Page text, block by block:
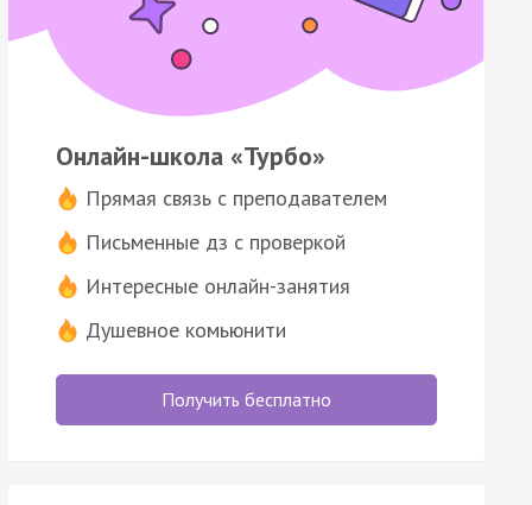
Онлайн-школа «Турбо»
Прямая связь с преподавателем
Письменные дз с проверкой
Интересные онлайн-занятия
Душевное комьюнити
Получить бесплатно